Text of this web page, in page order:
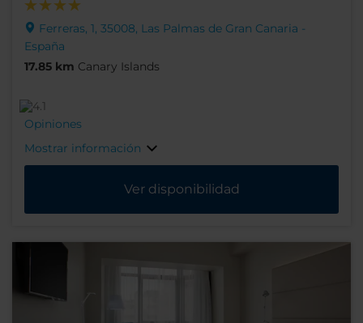
Ferreras, 1, 35008, Las Palmas de Gran Canaria -
España
17.85 km Canary Islands
Opiniones
Mostrar información
Ver disponibilidad